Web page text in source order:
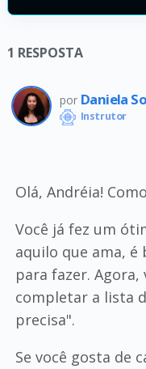
1 RESPOSTA
por Daniela
Instrutor
Olá, Andréia!
Você já fez um
aquilo que ama, é
para fazer.
completar a lista
precisa".
Se você gosta de